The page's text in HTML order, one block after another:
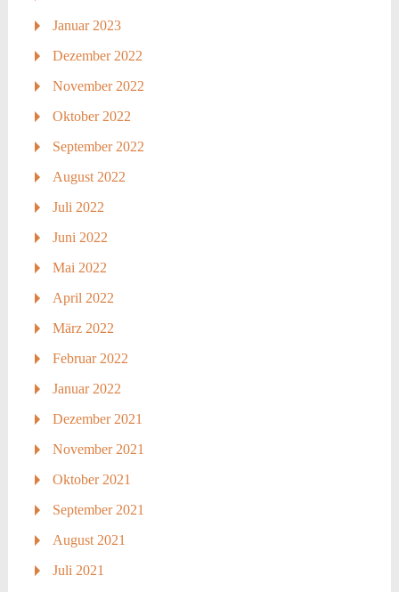
Januar 2023
Dezember 2022
November 2022
Oktober 2022
September 2022
August 2022
Juli 2022
Juni 2022
Mai 2022
April 2022
März 2022
Februar 2022
Januar 2022
Dezember 2021
November 2021
Oktober 2021
September 2021
August 2021
Juli 2021